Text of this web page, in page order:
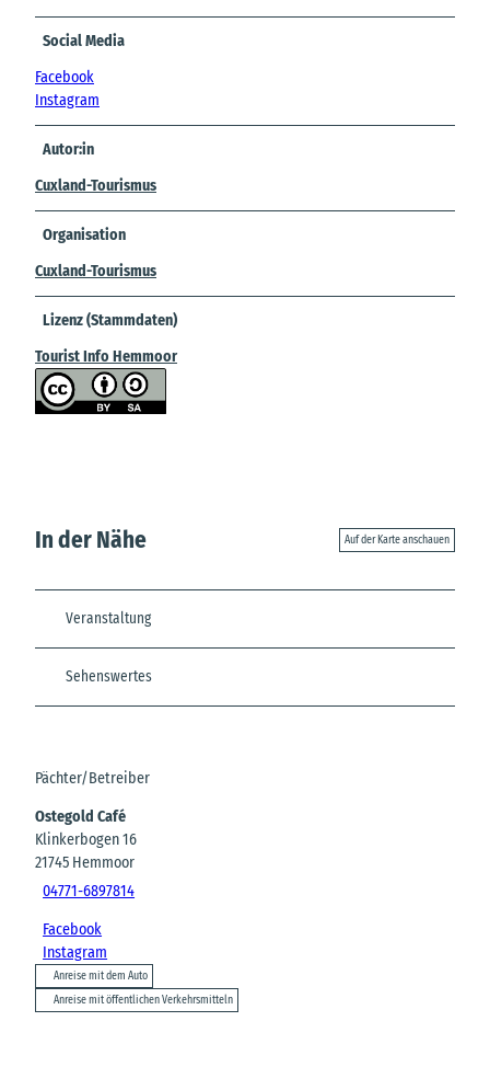
Social Media
Facebook
Instagram
Autor:in
Cuxland-Tourismus
Organisation
Cuxland-Tourismus
Lizenz (Stammdaten)
Tourist Info Hemmoor
In der Nähe Auf der Karte anschauen
Veranstaltung
Sehenswertes
Pächter/Betreiber
Ostegold Café
Klinkerbogen 16
21745 Hemmoor
04771-6897814
Facebook
Instagram
Anreise mit dem Auto
Anreise mit öffentlichen Verkehrsmitteln